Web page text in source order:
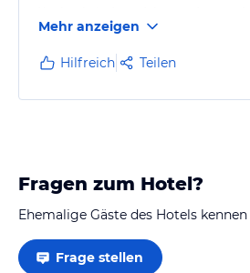
schönen Balkon mit Blick aufs Tal.
Wir hatten die Gelegenheit in fast
reinzuschauen und waren von
Es gibt Sitzmöglichkeiten vor
Mehr anzeigen
Hilfreich Teilen
Fragen zum Hotel?
Ehemalige Gäste des Hotels
Frage stellen